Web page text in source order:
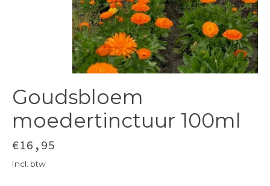
Goudsbloem
moedertinctuur 100ml
€16,95
Incl. btw